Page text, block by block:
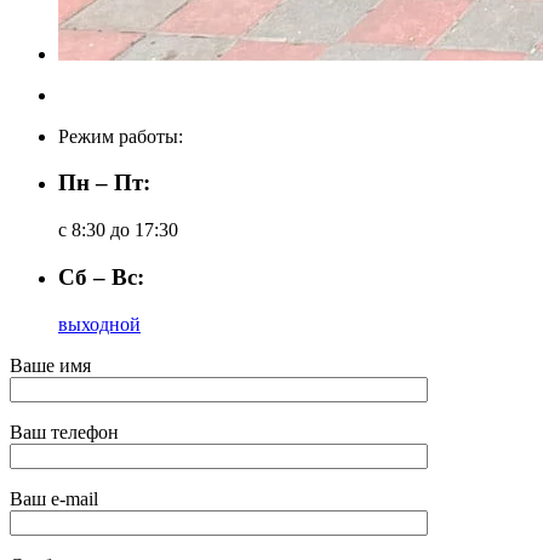
Режим работы:
Пн – Пт:
с 8:30 до 17:30
Сб – Вс:
выходной
Ваше имя
Ваш телефон
Ваш e-mail